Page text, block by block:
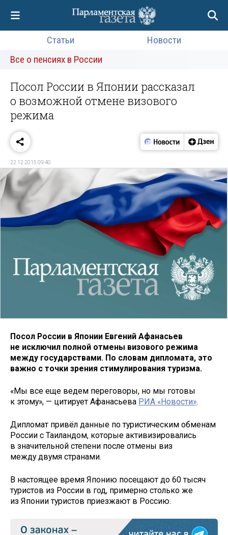
Статьи
Новости
Все о пенсиях в России
Посол России в Японии рассказал
о возможной отмене визового
режима
22.12.2015 09:40
Посол России в Японии Евгений Афанасьев
не исключил полной отмены визового режима
между государствами. По словам дипломата, это
важно с точки зрения стимулирования туризма.
«Мы все еще ведем переговоры, но мы готовы
к этому», — цитирует Афанасьева РИА «Новости».
Дипломат привёл данные по туристическим обменам
России с Таиландом, которые активизировались
в значительной степени после отмены виз
между двумя странами.
В настоящее время Японию посещают до 60 тысяч
туристов из России в год, примерно столько же
из Японии туристов приезжают в Россию.